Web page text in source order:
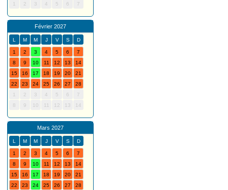
1
2 3 4 5 6 7
Février 2027
L M M J V S D
1 2 3 4 5 6
7
8
9 10 11 12 13
14
15
16 17 18 19 20
21
22
23 24 25 26 27
28
1
2 3 4 5 6
7
8
9 10 11 12 13 14
Mars 2027
L M M J V S D
1 2 3 4 5 6
7
8
9 10 11 12 13
14
15
16 17 18 19 20
21
22
23 24 25 26 27
28